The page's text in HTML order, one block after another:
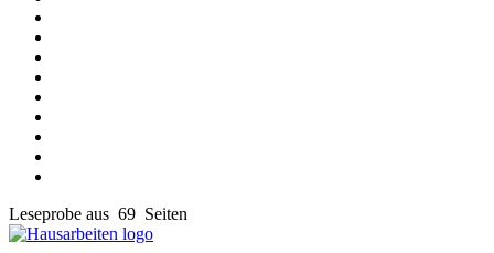
Leseprobe aus 69 Seiten